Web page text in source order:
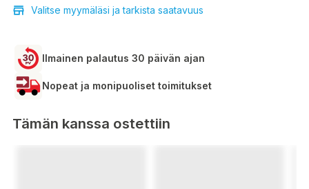
Valitse myymäläsi ja tarkista saatavuus
Ilmainen palautus 30 päivän ajan
Nopeat ja monipuoliset toimitukset
Tämän kanssa ostettiin